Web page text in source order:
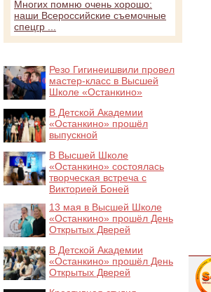
Многих помню очень хорошо:
наши Всероссийские съемочные
спецгр ...
Резо Гигинеишвили провел
мастер-класс в Высшей
Школе «Останкино»
В Детской Академии
«Останкино» прошёл
выпускной
В Высшей Школе
«Останкино» состоялась
творческая встреча с
Викторией Боней
13 мая в Высшей Школе
«Останкино» прошёл День
Открытых Дверей
В Детской Академии
«Останкино» прошёл День
Открытых Дверей